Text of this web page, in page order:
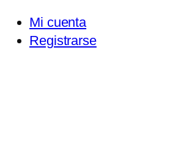
Mi cuenta
Registrarse